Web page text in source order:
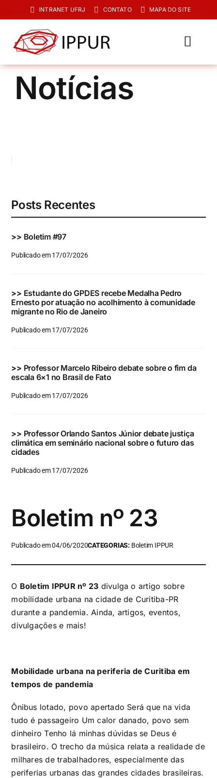
para
conteúdo
INTRANET UFRJ CONTATO MAPA DO SITE
O IPPUR
Graduação
Eventos e Certificados
para:
Notícias
Posts Recentes
>> Boletim #97
Publicado em 17/07/2026
>> Estudante do GPDES recebe Medalha Pedro
Ernesto por atuação no acolhimento à comunidade
migrante no Rio de Janeiro
Publicado em 17/07/2026
>> Professor Marcelo Ribeiro debate sobre o fim da
escala 6×1 no Brasil de Fato
Publicado em 17/07/2026
>> Professor Orlando Santos Júnior debate justiça
climática em seminário nacional sobre o futuro das
cidades
Publicado em 17/07/2026
Boletim nº 23
Publicado em 04/06/2020CATEGORIAS: Boletim IPPUR
O Boletim IPPUR nº 23 divulga o artigo sobre
mobilidade urbana na cidade de Curitiba-PR
durante a pandemia. Ainda, artigos, eventos,
divulgações e mais!
Mobilidade urbana na periferia de Curitiba em
tempos de pandemia
Ônibus lotado, povo apertado Será que na vida
tudo é passageiro Um calor danado, povo sem
dinheiro Tenho lá minhas dúvidas se Deus é
brasileiro. O trecho da música relata a realidade de
milhares de trabalhadores, especialmente das
periferias urbanas das grandes cidades brasileiras.